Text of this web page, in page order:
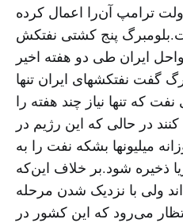
ترامپ آن‌را اعمال کرده
پنج کشتی نفتکش
ایران طی دو هفته اخیر
گفت نفتکشهای ایران تنها
که تنها نیاز چند هفته را
در حالی که این رژیم در
۲۰۱۲ تا ۲۰۱۶ روزانه میلیونها بشکه نفت را به
ذخیره شود.بر خلاف این‌که
ولی با نزدیک شدن مرحله
می‌رود که این کشور در